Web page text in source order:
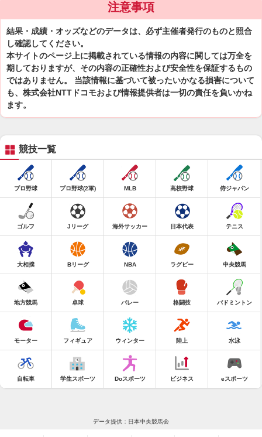
注意事項
結果・成績・オッズなどのデータは、必ず主催者発行のものと照合
し確認してください。
本サイトのページ上に掲載されている情報の内容に関しては万全を
期しておりますが、その内容の正確性および安全性を保証するもの
ではありません。 当該情報に基づいて被ったいかなる損害について
も、株式会社NTTドコモおよび情報提供者は一切の責任を負いかね
ます。
競技一覧
プロ野球 プロ野球(2軍) MLB 高校野球 侍ジャパン
ゴルフ Jリーグ 海外サッカー 日本代表 テニス
大相撲 Bリーグ NBA ラグビー 中央競馬
地方競馬 卓球 バレー 格闘技 バドミントン
モーター フィギュア ウィンター 陸上 水泳
自転車 学生スポーツ Doスポーツ ビジネス eスポーツ
データ提供：日本中央競馬会